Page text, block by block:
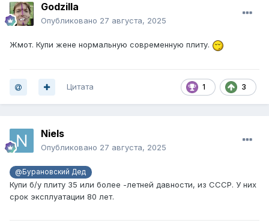
Godzilla
Опубликовано 27 августа, 2025
Жмот. Купи жене нормальную современную плиту.
1 3
Цитата
Niels
Опубликовано 27 августа, 2025
@Бурановский Дед
Купи б/у плиту 35 или более -летней давности, из СССР. У них
срок эксплуатации 80 лет.